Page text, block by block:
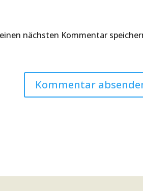
nächsten Kommentar